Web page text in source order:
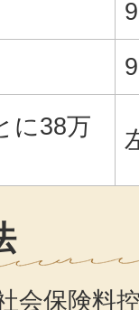
に38万
会保険料